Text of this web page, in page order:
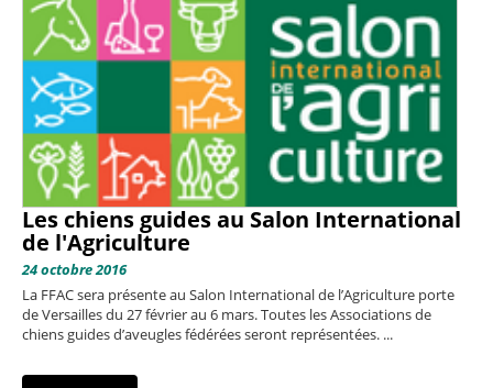
Les chiens guides au Salon International
de l'Agriculture
24 octobre 2016
La FFAC sera présente au Salon International de l’Agriculture porte
de Versailles du 27 février au 6 mars. Toutes les Associations de
chiens guides d’aveugles fédérées seront représentées. ...